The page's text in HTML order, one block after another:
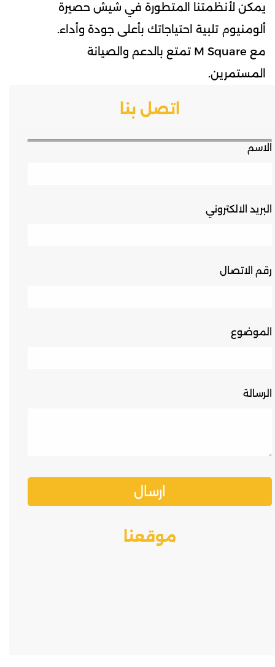
يمكن لأنظمتنا المتطورة في شيش حصيرة
ألومنيوم تلبية احتياجاتك بأعلى جودة وأداء.
مع M Square تمتع بالدعم والصيانة
المستمرين.
اتصل بنا
الاسم
البريد الالكتروني
رقم الاتصال
الموضوع
الرسالة
موقعنا